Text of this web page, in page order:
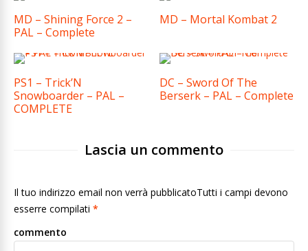
MD – Shining Force 2 –
PAL – Complete
MD – Mortal Kombat 2
PS1 – Trick’N
Snowboarder – PAL –
COMPLETE
DC – Sword Of The
Berserk – PAL – Complete
Lascia un commento
Il tuo indirizzo email non verrà pubblicatoTutti i campi devono
esserre compilati *
commento